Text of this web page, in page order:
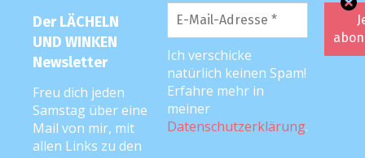
tun hatte. Von daher bin ich sehr froh
über mehr Schule. Beide hatten bis jetzt
das Hybrid-Model. Bin gespannt, wie
mein Erstklässler das findet, dass er nun
auch die andere Hälfte seiner Klasse
kennenlernt.
Das Ganze startet am 15. März. Erstmal
Der LÄCHELN
UND WINKEN
Newsletter
Freu dich jeden
Samstag über eine
Mail von mir, mit
allen Links zu den
Ich verschicke
natürlich keinen Spam!
Erfahre mehr in
meiner
Datenschutzerklärung.